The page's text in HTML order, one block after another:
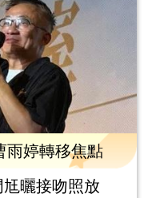
婷轉移焦點
曬接吻照放